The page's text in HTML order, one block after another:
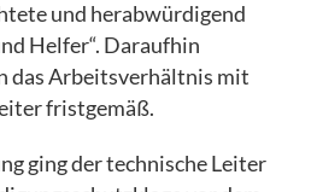
und herabwürdigend
Helfer“. Daraufhin
das Arbeitsverhältnis mit
fristgemäß.
ging der technische Leiter